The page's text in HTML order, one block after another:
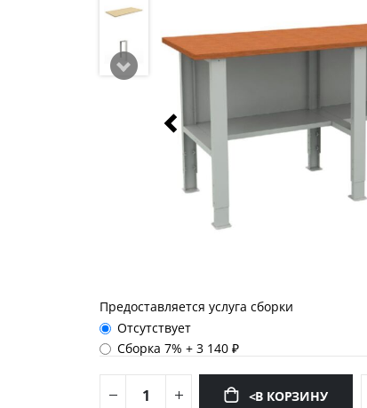
галереям
изображений
Предоставляется услуга сборки
Отсутствует
Сборка 7%+3 140 ₽
<В КОРЗИНУ